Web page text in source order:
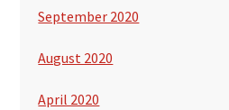
September 2020
August 2020
April 2020